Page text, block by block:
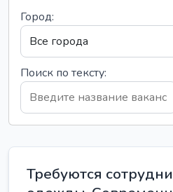
Город:
Поиск по тексту:
Требуются